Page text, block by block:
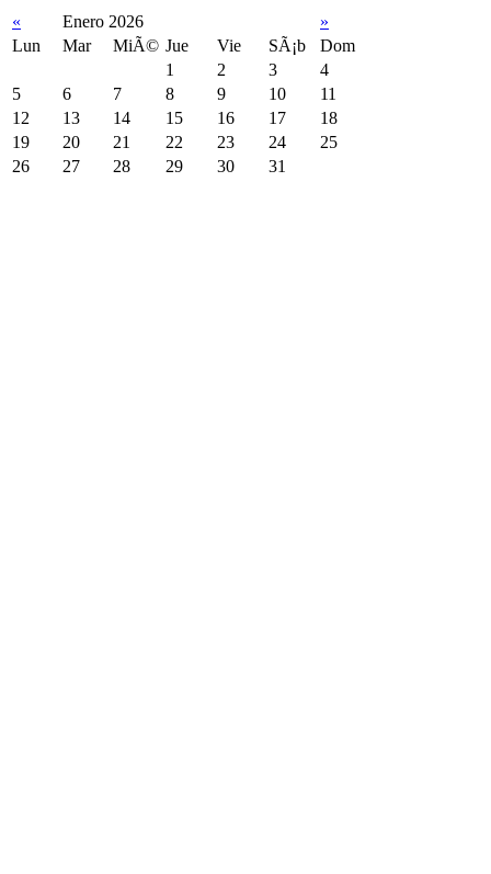
« Enero 2026
»
Lun
Mar MiÃ© Jue Vie SÃ¡b
Dom
1
2 3
4
5
6 7 8 9 10
11
12
13 14 15 16 17
18
19
20 21 22 23 24
25
26
27 28 29 30 31